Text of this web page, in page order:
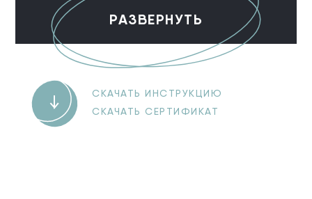
РАЗВЕРНУТЬ
СКАЧАТЬ ИНСТРУКЦИЮ
СКАЧАТЬ СЕРТИФИКАТ